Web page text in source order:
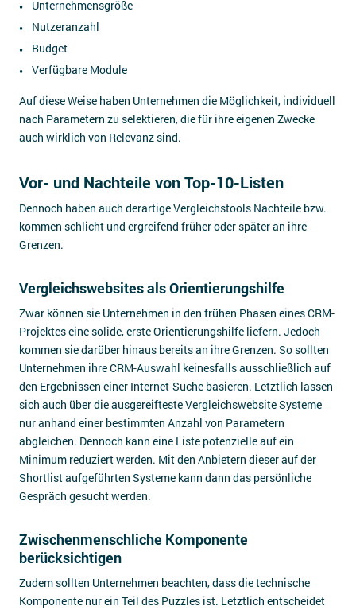
Unternehmensgröße
Nutzeranzahl
Budget
Verfügbare Module
Auf diese Weise haben Unternehmen die Möglichkeit, individuell
nach Parametern zu selektieren, die für ihre eigenen Zwecke
auch wirklich von Relevanz sind.
Vor- und Nachteile von Top-10-Listen
Dennoch haben auch derartige Vergleichstools Nachteile bzw.
kommen schlicht und ergreifend früher oder später an ihre
Grenzen.
Vergleichswebsites als Orientierungshilfe
Zwar können sie Unternehmen in den frühen Phasen eines CRM-
Projektes eine solide, erste Orientierungshilfe liefern. Jedoch
kommen sie darüber hinaus bereits an ihre Grenzen. So sollten
Unternehmen ihre CRM-Auswahl keinesfalls ausschließlich auf
den Ergebnissen einer Internet-Suche basieren. Letztlich lassen
sich auch über die ausgereifteste Vergleichswebsite Systeme
nur anhand einer bestimmten Anzahl von Parametern
abgleichen. Dennoch kann eine Liste potenzielle auf ein
Minimum reduziert werden. Mit den Anbietern dieser auf der
Shortlist aufgeführten Systeme kann dann das persönliche
Gespräch gesucht werden.
Zwischenmenschliche Komponente
berücksichtigen
Zudem sollten Unternehmen beachten, dass die technische
Komponente nur ein Teil des Puzzles ist. Letztlich entscheidet